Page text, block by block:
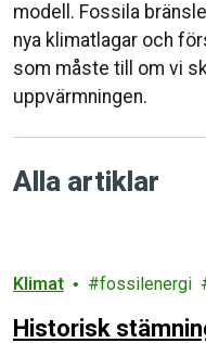
modell. Fossila
nya klimatlagar och
som måste till om vi
uppvärmningen.
Alla artiklar
Klimat fossilenergi
Historisk